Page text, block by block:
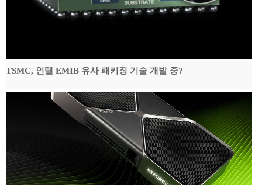
TSMC, 인텔 EMIB 유사 패키징 기술 개발 중?